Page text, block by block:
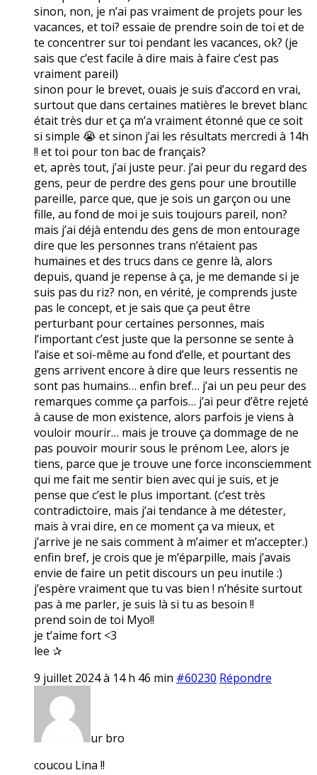
sinon, non, je n’ai pas vraiment de projets pour les
vacances, et toi? essaie de prendre soin de toi et de
te concentrer sur toi pendant les vacances, ok? (je
sais que c’est facile à dire mais à faire c’est pas
vraiment pareil)
sinon pour le brevet, ouais je suis d’accord en vrai,
surtout que dans certaines matières le brevet blanc
était très dur et ça m’a vraiment étonné que ce soit
si simple 😭 et sinon j’ai les résultats mercredi à 14h
!! et toi pour ton bac de français?
et, après tout, j’ai juste peur. j’ai peur du regard des
gens, peur de perdre des gens pour une broutille
pareille, parce que, que je sois un garçon ou une
fille, au fond de moi je suis toujours pareil, non?
mais j’ai déjà entendu des gens de mon entourage
dire que les personnes trans n’étaient pas
humaines et des trucs dans ce genre là, alors
depuis, quand je repense à ça, je me demande si je
suis pas du riz? non, en vérité, je comprends juste
pas le concept, et je sais que ça peut être
perturbant pour certaines personnes, mais
l’important c’est juste que la personne se sente à
l’aise et soi-même au fond d’elle, et pourtant des
gens arrivent encore à dire que leurs ressentis ne
sont pas humains… enfin bref… j’ai un peu peur des
remarques comme ça parfois… j’ai peur d’être rejeté
à cause de mon existence, alors parfois je viens à
vouloir mourir… mais je trouve ça dommage de ne
pas pouvoir mourir sous le prénom Lee, alors je
tiens, parce que je trouve une force inconsciemment
qui me fait me sentir bien avec qui je suis, et je
pense que c’est le plus important. (c’est très
contradictoire, mais j’ai tendance à me détester,
mais à vrai dire, en ce moment ça va mieux, et
j’arrive je ne sais comment à m’aimer et m’accepter.)
enfin bref, je crois que je m’éparpille, mais j’avais
envie de faire un petit discours un peu inutile :)
j’espère vraiment que tu vas bien ! n’hésite surtout
pas à me parler, je suis là si tu as besoin !!
prend soin de toi Myo!!
je t’aime fort <3
lee ✰
9 juillet 2024 à 14 h 46 min #60230 Répondre
ur bro
coucou Lina !!